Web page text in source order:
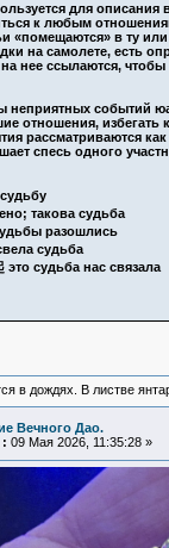
для
к любым
«помещаются» в ту
на самолете, есть
нее ссылаются,
неприятных событий
отношения,
рассматриваются
спесь одного
такова судьба
разошлись
судьба
это судьба нас связала
в дождях. В листве
Вечного Дао.
: 09 Мая 2026, 11:35:28 »